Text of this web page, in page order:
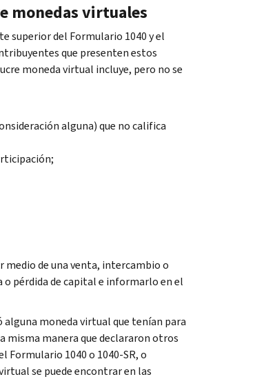
monedas virtuales
superior del Formulario 1040 y el
que presenten estos
moneda virtual incluye, pero no se
alguna) que no califica
medio de una venta, intercambio o
o pérdida de capital e informarlo en el
moneda virtual que tenían para
misma manera que declararon otros
1040 o 1040-SR, o
se puede encontrar en las